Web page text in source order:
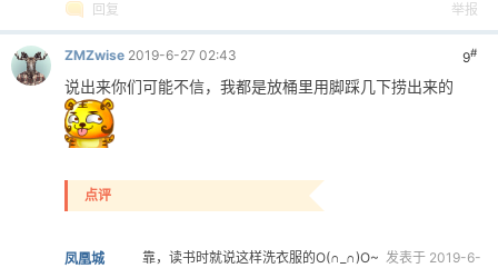
回复 举报
9#
ZMZwise 2019-6-27 02:43
说出来你们可能不信，我都是放桶里用脚踩几下捞出来的
点评
凤凰城 靠，读书时就说这样洗衣服的O(∩_∩)O~ 发表于 2019-6-